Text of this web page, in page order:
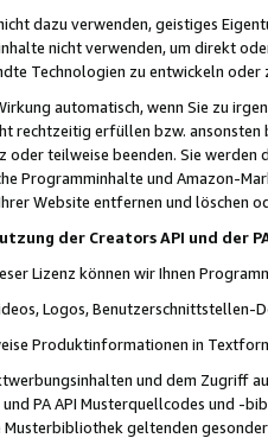
dazu verwenden, geistiges
nicht verwenden, um direkt
Technologien zu entwickeln
automatisch, wenn Sie zu
rechtzeitig erfüllen bzw. ansonsten
teilweise beenden. Sie werden
Programminhalte und Amazon-
Website entfernen und löschen
der Creators API und der
Lizenz können wir Ihnen
Logos, Benutzerschnittstellen-
Produktinformationen in
und dem Zugriff
und PA API Musterquellcodes und
geltenden